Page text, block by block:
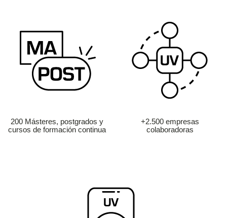
200 Másteres, postgrados y
cursos de formación continua
+2.500 empresas
colaboradoras